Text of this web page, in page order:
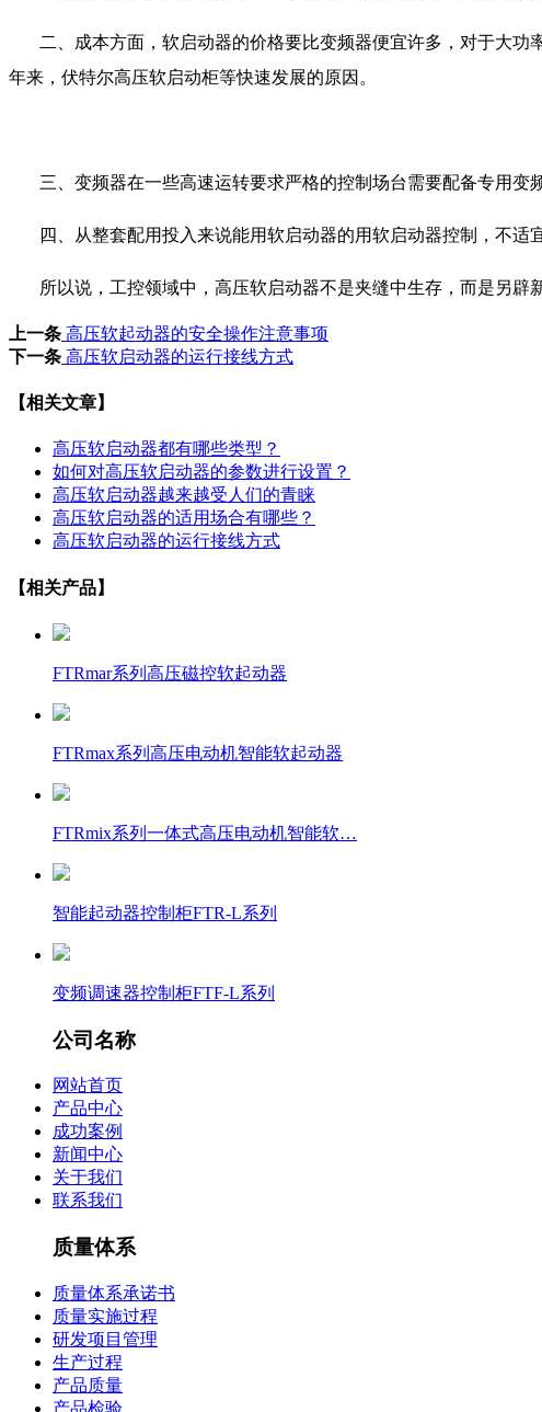
二、成本方面，软启动器的价格要比变频器便宜许多 ， 对于大功
年来，伏特尔高压软启动柜等快速发展的原因。
三、变频器在一些高速运转要求严格的控制场台需要配备专用变
四、从整套配用投入来说能用软启动器的用软启动器控制 ， 不适
所以说，工控领域中，高压软启动器不是夹缝中生存，而是另辟
上一条 高压软起动器的安全操作注意事项
下一条 高压软启动器的运行接线方式
【相关文章】
高压软启动器都有哪些类型？
如何对高压软启动器的参数进行设置？
高压软启动器越来越受人们的青睐
高压软启动器的适用场合有哪些？
高压软启动器的运行接线方式
【相关产品】
FTRmar系列高压磁控软起动器
FTRmax系列高压电动机智能软起动器
FTRmix系列一体式高压电动机智能软…
智能起动器控制柜FTR-L系列
变频调速器控制柜FTF-L系列
公司名称
网站首页
产品中心
成功案例
新闻中心
关于我们
联系我们
质量体系
质量体系承诺书
质量实施过程
研发项目管理
生产过程
产品质量
产品检验